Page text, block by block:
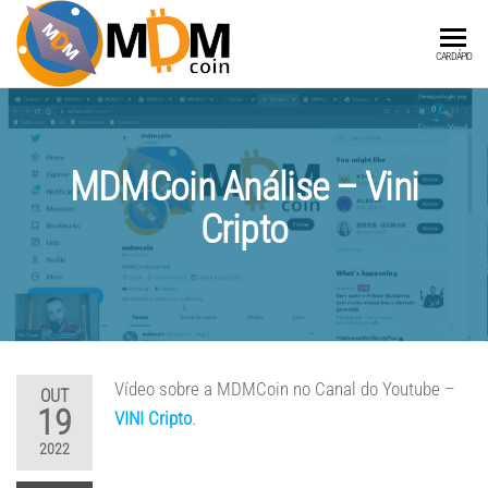
integrada
a Produtos
e Serviços
CARDÁPIO
MDMCoin Análise – Vini
Cripto
OUT
19
2022
Vídeo sobre a MDMCoin no Canal do Youtube –
VINI Cripto.